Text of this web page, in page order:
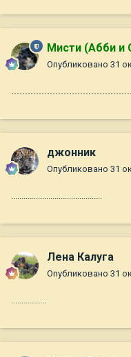
Мисти (Абби и
Опубликовано 31
джонник
Опубликовано 31
............................................
Лена Калуга
Опубликовано 31
.................